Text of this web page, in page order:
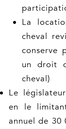
La
cheval
conserve
un droit
cheval)
Le
en le
annuel de 30